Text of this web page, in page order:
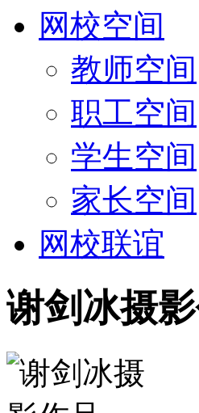
网校空间
教师空间
职工空间
学生空间
家长空间
网校联谊
谢剑冰摄